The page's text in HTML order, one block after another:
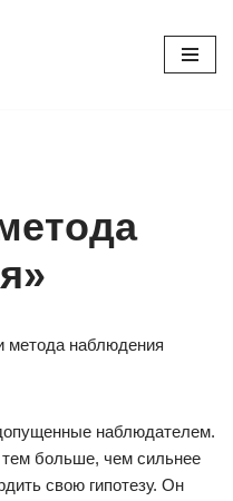
метода наблюдения
наблюдателем.
больше, чем сильнее
свою гипотезу. Он